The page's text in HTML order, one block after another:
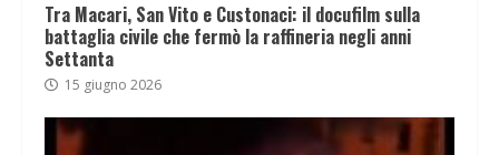
Tra Macari, San Vito e Custonaci: il docufilm sulla
battaglia civile che fermò la raffineria negli anni
Settanta
15 giugno 2026